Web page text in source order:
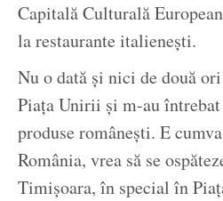
Capitală Culturală
la restaurante italienești.
Nu o dată și nici de două
Piața Unirii și m-au întrebat
produse românești. E
România, vrea să se
Timișoara, în special în